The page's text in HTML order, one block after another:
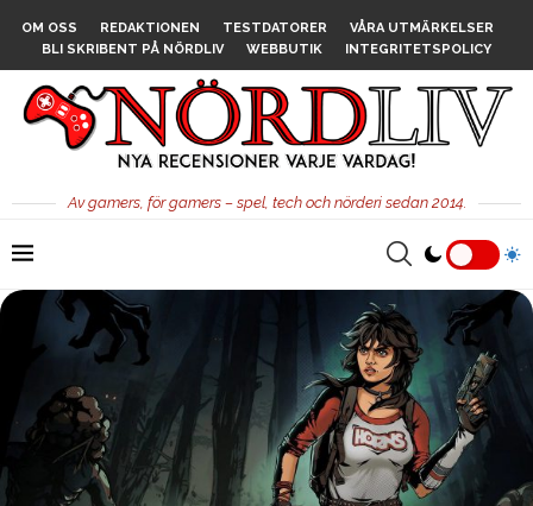
OM OSS REDAKTIONEN TESTDATORER
VÅRA UTMÄRKELSER
BLI SKRIBENT PÅ NÖRDLIV
WEBBUTIK INTEGRITETSPOLICY
Av gamers, för gamers – spel, tech och nörderi sedan 2014.